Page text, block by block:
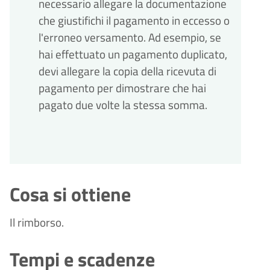
necessario allegare la documentazione
che giustifichi il pagamento in eccesso o
l'erroneo versamento. Ad esempio, se
hai effettuato un pagamento duplicato,
devi allegare la copia della ricevuta di
pagamento per dimostrare che hai
pagato due volte la stessa somma.
Cosa si ottiene
Il rimborso.
Tempi e scadenze